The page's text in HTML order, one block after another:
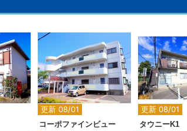
更新 08/01
2
コーポファインビュー
更新 08/01
タウニーK1